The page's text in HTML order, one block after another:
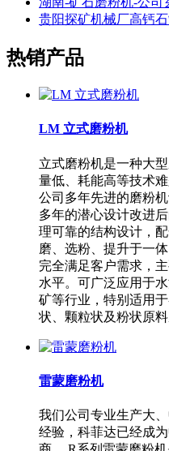
贵阳探矿机械厂高钙
热销产品
LM 立式磨粉机
立式磨粉机是一种大
量低、耗能高等技术
公司多年先进的磨粉
多年的潜心设计改进
理可靠的结构设计，
磨、选粉、提升于一
完全满足客户需求，
水平。可广泛应用于
矿等行业，特别适用
状、颗粒状及粉状原
雷蒙磨粉机
我们公司专业生产大
经验，科菲达已经成